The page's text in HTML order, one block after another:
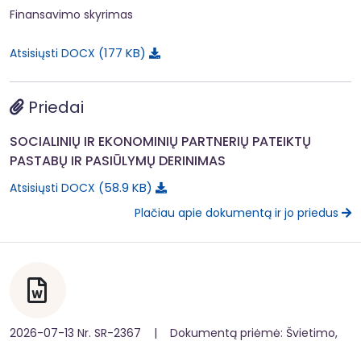
Finansavimo skyrimas
Atsisiųsti DOCX 177 KB
Priedai
SOCIALINIŲ IR EKONOMINIŲ PARTNERIŲ PATEIKTŲ
PASTABŲ IR PASIŪLYMŲ DERINIMAS
Atsisiųsti DOCX 58.9 KB
Plačiau apie dokumentą ir jo priedus
2026-07-13 Nr. SR-2367 | Dokumentą priėmė: Švietimo,